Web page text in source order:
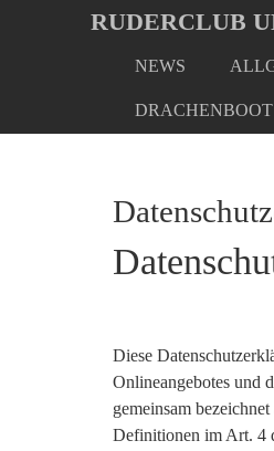
Oops, an error occurred! Code:
main
RUDERCLUB
NEWS
Diese
Onlineangebotes und
gemeinsam
Definitionen im Art. 4